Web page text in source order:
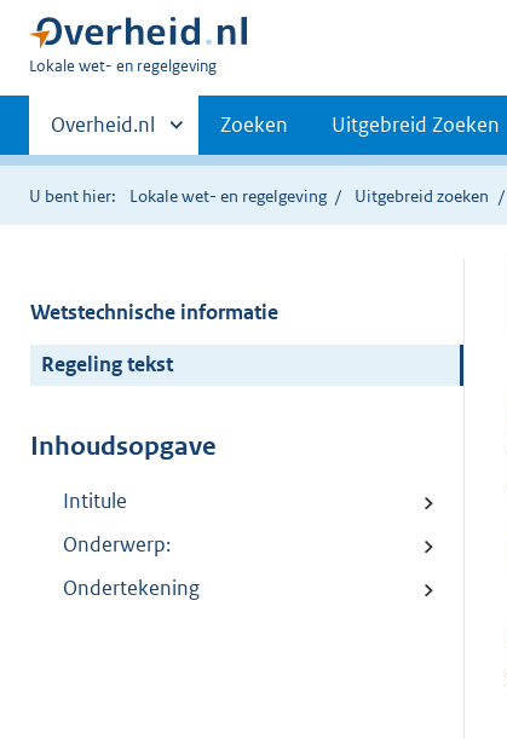
U
hier:
Lokale wet- en regelgeving
Primaire
navigatie
Andere
sites
binnen
Overheid.nl Zoeken Uitgebreid Zoeken
U bent hier: Lokale wet- en regelgeving Uitgebreid zoeken
Wetstechnische informatie
Regeling tekst
Inhoudsopgave
Intitule
Onderwerp:
Ondertekening